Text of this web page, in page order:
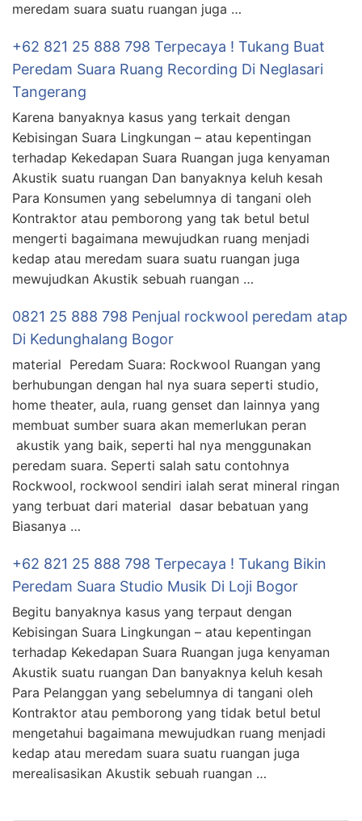
meredam suara suatu ruangan juga …
+62 821 25 888 798 Terpecaya ! Tukang Buat
Peredam Suara Ruang Recording Di Neglasari
Tangerang
Karena banyaknya kasus yang terkait dengan
Kebisingan Suara Lingkungan – atau kepentingan
terhadap Kekedapan Suara Ruangan juga kenyaman
Akustik suatu ruangan Dan banyaknya keluh kesah
Para Konsumen yang sebelumnya di tangani oleh
Kontraktor atau pemborong yang tak betul betul
mengerti bagaimana mewujudkan ruang menjadi
kedap atau meredam suara suatu ruangan juga
mewujudkan Akustik sebuah ruangan …
0821 25 888 798 Penjual rockwool peredam atap
Di Kedunghalang Bogor
material Peredam Suara: Rockwool Ruangan yang
berhubungan dengan hal nya suara seperti studio,
home theater, aula, ruang genset dan lainnya yang
membuat sumber suara akan memerlukan peran
akustik yang baik, seperti hal nya menggunakan
peredam suara. Seperti salah satu contohnya
Rockwool, rockwool sendiri ialah serat mineral ringan
yang terbuat dari material dasar bebatuan yang
Biasanya …
+62 821 25 888 798 Terpecaya ! Tukang Bikin
Peredam Suara Studio Musik Di Loji Bogor
Begitu banyaknya kasus yang terpaut dengan
Kebisingan Suara Lingkungan – atau kepentingan
terhadap Kekedapan Suara Ruangan juga kenyaman
Akustik suatu ruangan Dan banyaknya keluh kesah
Para Pelanggan yang sebelumnya di tangani oleh
Kontraktor atau pemborong yang tidak betul betul
mengetahui bagaimana mewujudkan ruang menjadi
kedap atau meredam suara suatu ruangan juga
merealisasikan Akustik sebuah ruangan …